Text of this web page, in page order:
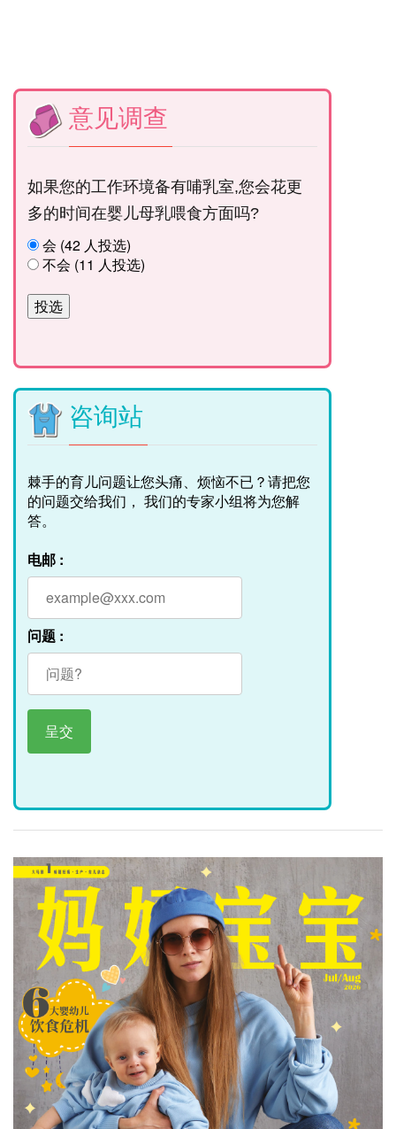
意见调查
如果您的工作环境备有哺乳室,您会花更
多的时间在婴儿母乳喂食方面吗?
会 (42 人投选)
不会 (11 人投选)
咨询站
棘手的育儿问题让您头痛、烦恼不已？请把您
的问题交给我们， 我们的专家小组将为您解
答。
电邮 :
问题 :